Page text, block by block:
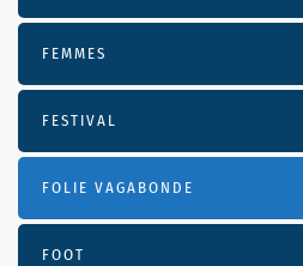
FEMMES
FESTIVAL
FOLIE VAGABONDE
FOOT